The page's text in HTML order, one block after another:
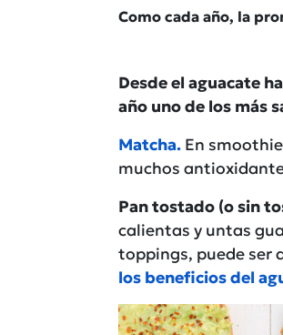
Como cada año, la
Desde el aguacate
año uno de los más
Matcha. En
muchos
Pan tostado (o sin
calientas y untas
toppings, puede ser
los beneficios del